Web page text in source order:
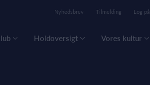
Nyhedsbrev Tilmelding Log på
Holdoversigt Vores kultur